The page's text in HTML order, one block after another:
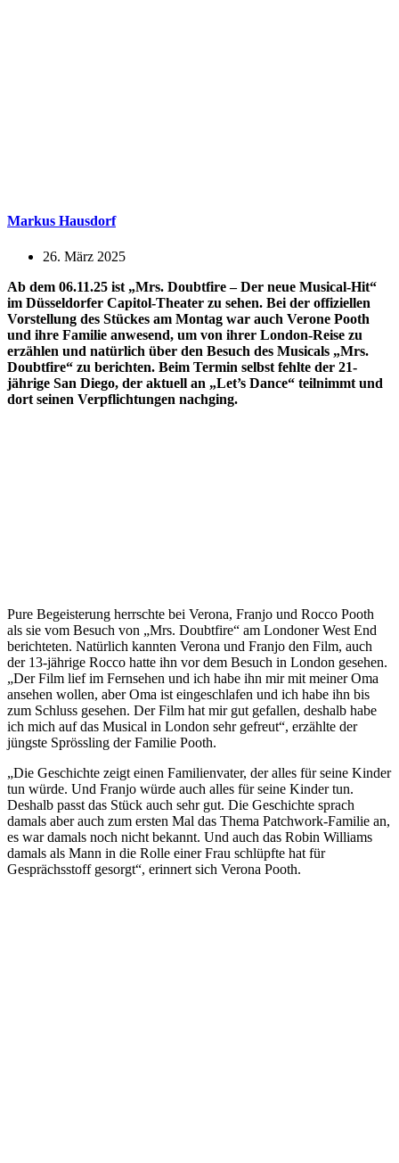
Markus Hausdorf
26. März 2025
Ab dem 06.11.25 ist „Mrs. Doubtfire – Der neue Musical-Hit“
im Düsseldorfer Capitol-Theater zu sehen. Bei der offiziellen
Vorstellung des Stückes am Montag war auch Verone Pooth
und ihre Familie anwesend, um von ihrer London-Reise zu
erzählen und natürlich über den Besuch des Musicals „Mrs.
Doubtfire“ zu berichten. Beim Termin selbst fehlte der 21-
jährige San Diego, der aktuell an „Let’s Dance“ teilnimmt und
dort seinen Verpflichtungen nachging.
Pure Begeisterung herrschte bei Verona, Franjo und Rocco Pooth
als sie vom Besuch von „Mrs. Doubtfire“ am Londoner West End
berichteten. Natürlich kannten Verona und Franjo den Film, auch
der 13-jährige Rocco hatte ihn vor dem Besuch in London gesehen.
„Der Film lief im Fernsehen und ich habe ihn mir mit meiner Oma
ansehen wollen, aber Oma ist eingeschlafen und ich habe ihn bis
zum Schluss gesehen. Der Film hat mir gut gefallen, deshalb habe
ich mich auf das Musical in London sehr gefreut“, erzählte der
jüngste Sprössling der Familie Pooth.
„Die Geschichte zeigt einen Familienvater, der alles für seine Kinder
tun würde. Und Franjo würde auch alles für seine Kinder tun.
Deshalb passt das Stück auch sehr gut. Die Geschichte sprach
damals aber auch zum ersten Mal das Thema Patchwork-Familie an,
es war damals noch nicht bekannt. Und auch das Robin Williams
damals als Mann in die Rolle einer Frau schlüpfte hat für
Gesprächsstoff gesorgt“, erinnert sich Verona Pooth.